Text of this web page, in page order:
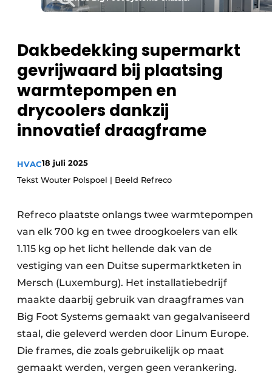
Podcasts
Vacature aanmelden
Vacatures
Video’s
Sanitair
Binnenklimaat
Brandbeveiliging
Ventilatie
Dakbedekking supermarkt
gevrijwaard bij plaatsing
warmtepompen en
drycoolers dankzij
innovatief draagframe
HVAC18 juli 2025
Tekst Wouter Polspoel | Beeld Refreco
Refreco plaatste onlangs twee warmtepompen
van elk 700 kg en twee droogkoelers van elk
1.115 kg op het licht hellende dak van de
vestiging van een Duitse supermarktketen in
Mersch (Luxemburg). Het installatiebedrijf
maakte daarbij gebruik van draagframes van
Big Foot Systems gemaakt van gegalvaniseerd
staal, die geleverd werden door Linum Europe.
Die frames, die zoals gebruikelijk op maat
gemaakt werden, vergen geen verankering.